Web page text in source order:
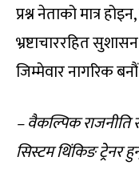
प्रश्न नेताको मात्र
भ्रष्टाचाररहित
जिम्मेवार नागरिक
– वैकल्पिक राजनीति
सिस्टम थिंकिङ ट्रेनर